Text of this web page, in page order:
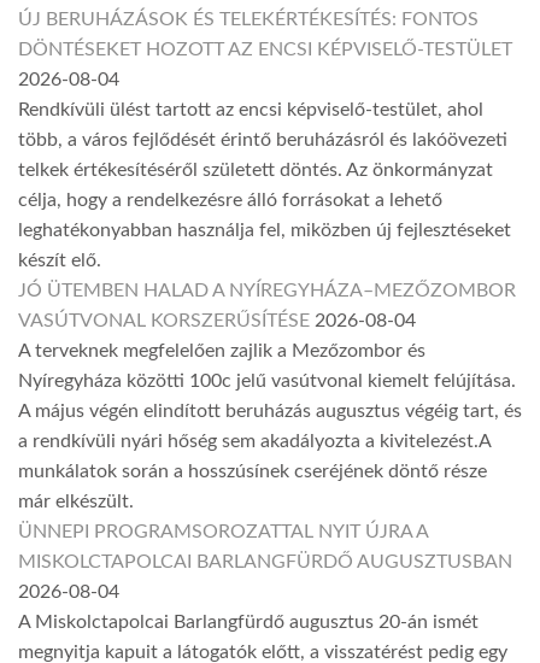
ÚJ BERUHÁZÁSOK ÉS TELEKÉRTÉKESÍTÉS: FONTOS
DÖNTÉSEKET HOZOTT AZ ENCSI KÉPVISELŐ-TESTÜLET
2026-08-04
Rendkívüli ülést tartott az encsi képviselő-testület, ahol
több, a város fejlődését érintő beruházásról és lakóövezeti
telkek értékesítéséről született döntés. Az önkormányzat
célja, hogy a rendelkezésre álló forrásokat a lehető
leghatékonyabban használja fel, miközben új fejlesztéseket
készít elő.
JÓ ÜTEMBEN HALAD A NYÍREGYHÁZA–MEZŐZOMBOR
VASÚTVONAL KORSZERŰSÍTÉSE 2026-08-04
A terveknek megfelelően zajlik a Mezőzombor és
Nyíregyháza közötti 100c jelű vasútvonal kiemelt felújítása.
A május végén elindított beruházás augusztus végéig tart, és
a rendkívüli nyári hőség sem akadályozta a kivitelezést.A
munkálatok során a hosszúsínek cseréjének döntő része
már elkészült.
ÜNNEPI PROGRAMSOROZATTAL NYIT ÚJRA A
MISKOLCTAPOLCAI BARLANGFÜRDŐ AUGUSZTUSBAN
2026-08-04
A Miskolctapolcai Barlangfürdő augusztus 20-án ismét
megnyitja kapuit a látogatók előtt, a visszatérést pedig egy